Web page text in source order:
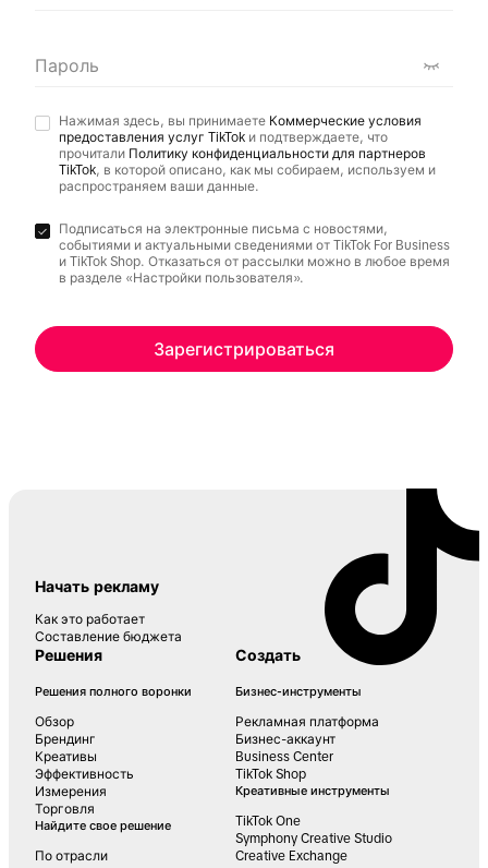
Пароль
Нажимая здесь, вы принимаете Коммерческие условия
предоставления услуг TikTok и подтверждаете, что
прочитали Политику конфиденциальности для партнеров
TikTok, в которой описано, как мы собираем, используем и
распространяем ваши данные.
Подписаться на электронные письма с новостями,
событиями и актуальными сведениями от TikTok For Business
и TikTok Shop. Отказаться от рассылки можно в любое время
в разделе «Настройки пользователя».
Зарегистрироваться
Начать рекламу
Как это работает
Составление бюджета
Решения
Решения полного воронки
Обзор
Брендинг
Креативы
Эффективность
Измерения
Торговля
Найдите свое решение
По отрасли
Создать
Бизнес-инструменты
Рекламная платформа
Бизнес-аккаунт
Business Center
TikTok Shop
Креативные инструменты
TikTok One
Symphony Creative Studio
Creative Exchange